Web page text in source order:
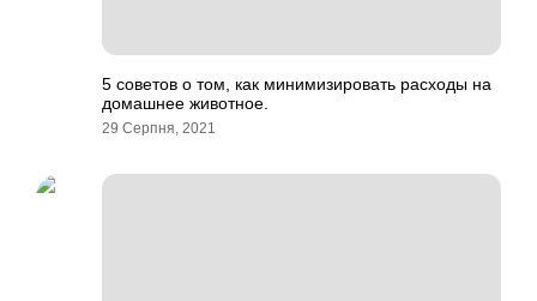
5 советов о том, как минимизировать расходы на
домашнее животное.
29 Серпня, 2021